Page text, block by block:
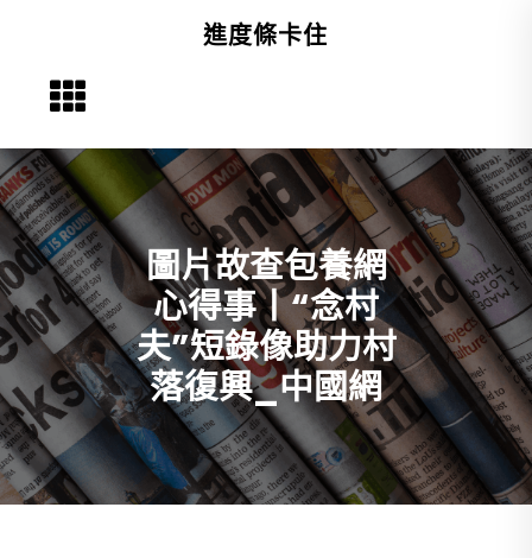
進度條卡住
圖片故查包養網
心得事丨“念村
夫”短錄像助力村
落復興_中國網